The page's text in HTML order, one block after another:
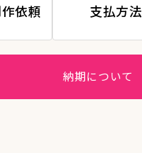
依頼 支払方法
納期について